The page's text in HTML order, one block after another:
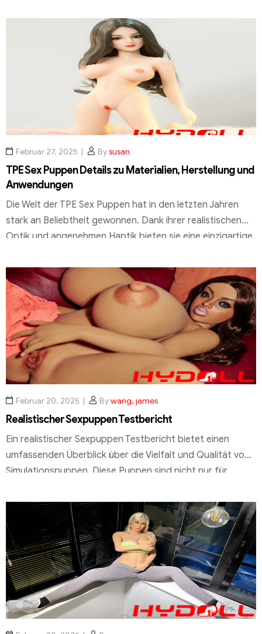
authentisches Erlebnis, das an eine „real doll“ erinnert. Die
Qualität und die detailgetreue Verarbeitung sind
entscheidend für das Gefühl der Lebensechtheit.
Hersteller wie hydoll.de […]
Februar 27, 2025 Bysusan
TPE Sex Puppen Details zu Materialien, Herstellung und
Anwendungen
Die Welt der TPE Sex Puppen hat in den letzten Jahren
stark an Beliebtheit gewonnen. Dank ihrer realistischen
Optik und angenehmen Haptik bieten sie eine einzigartige
genau macht diese Puppen so besonders? Die Abkürzung
TPE steht für Thermoplastisches Elastomer, ein Material,
das sich durch seine Weichheit und Flexibilität
auszeichnet. […]
Februar 20, 2025 Bywang, james
Realistischer Sexpuppen Testbericht
Ein realistischer Sexpuppen Testbericht bietet einen
umfassenden Überblick über die Vielfalt und Qualität von
Simulationspuppen. Diese Puppen sind nicht nur für
des Trainings und der Simulation Anwendung. Ob als
Unterstützung in medizinischen Schulungen oder zur
Darstellung realistischer Szenarien – die Möglichkeiten
sind vielfältig. Im Mittelpunkt dieses Testberichts […]